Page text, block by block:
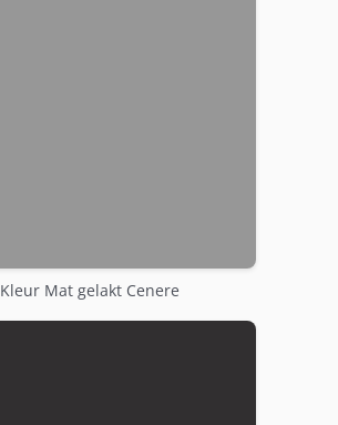
Kleur Mat gelakt Cenere